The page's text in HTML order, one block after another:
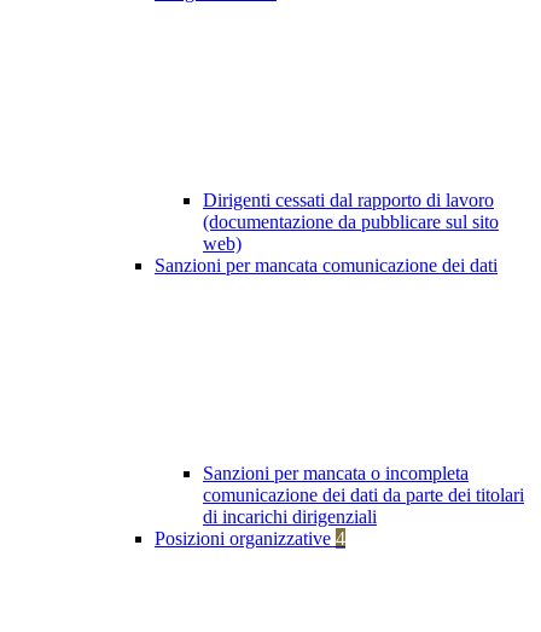
Dirigenti cessati dal rapporto di lavoro
(documentazione da pubblicare sul sito
web)
Sanzioni per mancata comunicazione dei dati
Sanzioni per mancata o incompleta
comunicazione dei dati da parte dei titolari
di incarichi dirigenziali
Posizioni organizzative 4